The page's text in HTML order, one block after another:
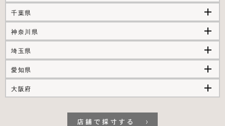
千葉県 add
神奈川県 add
埼玉県 add
愛知県 add
大阪府 add